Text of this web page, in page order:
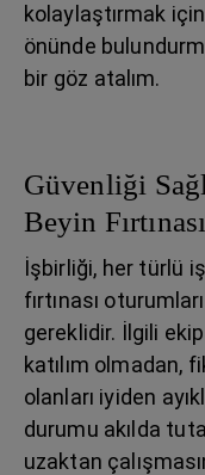
kolaylaştırmak
önünde
bir göz atalım.
Güvenliği
Beyin
İşbirliği, her türlü
fırtınası
gereklidir. İlgili
katılım olmadan,
olanları iyiden
durumu akılda
uzaktan